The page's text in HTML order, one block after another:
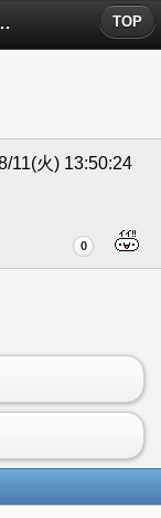
って言うけどについたコメント TOP
11(火) 13:50:24
0